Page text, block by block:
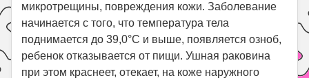
микротрещины, повреждения кожи. Заболевание
начинается с того, что температура тела
поднимается до 39,0°С и выше, появляется озноб,
ребенок отказывается от пищи. Ушная раковина
при этом краснеет, отекает, на коже наружного